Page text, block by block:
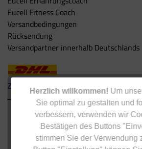
Herzlich willkommen! Um
Sie optimal zu gestalten und
verbessern, verwenden wir
Bestätigen des Buttons
stimmen Sie der Verwendung
Eucell Fitness Coach
Versandbedingungen
Rücksendung
Versandpartner innerhalb Deutschlands
Zahlungsarten